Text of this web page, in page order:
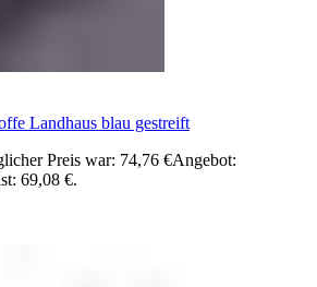
Landhaus blau gestreift
Preis war: 74,76 €Angebot:
69,08 €.